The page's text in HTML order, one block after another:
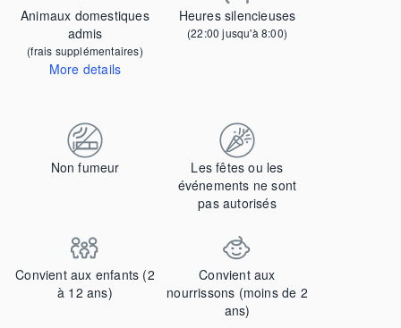
Animaux domestiques
admis
(frais supplémentaires)
More details
Heures silencieuses
(22:00 jusqu'à 8:00)
Non fumeur
Les fêtes ou les
événements ne sont
pas autorisés
Convient aux enfants (2
à 12 ans)
Convient aux
nourrissons (moins de 2
ans)